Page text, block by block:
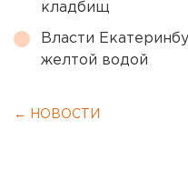
кладбищ
Власти
желтой водой
← НОВОСТИ